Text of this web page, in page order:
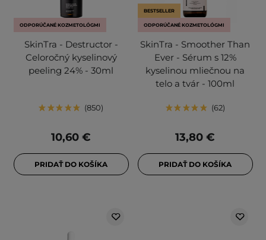
ODPORÚČANÉ KOZMETOLÓGMI
SkinTra - Destructor -
Celoročný kyselinový
peeling 24% - 30ml
850
10,60 €
PRIDAŤ DO KOŠÍKA
BESTSELLER
ODPORÚČANÉ KOZMETOLÓGMI
SkinTra - Smoother Than
Ever - Sérum s 12%
kyselinou mliečnou na
telo a tvár - 100ml
62
13,80 €
PRIDAŤ DO KOŠÍKA